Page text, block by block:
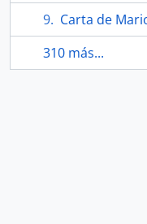
Carta de Mario
310 más...